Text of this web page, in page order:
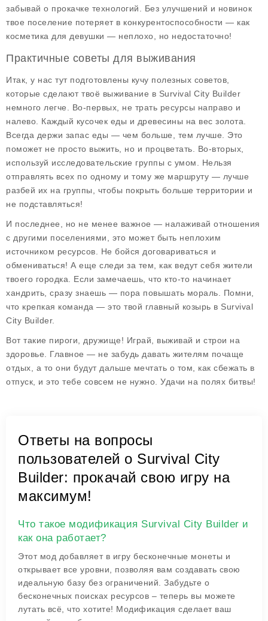
забывай о прокачке технологий. Без улучшений и новинок
твое поселение потеряет в конкурентоспособности — как
косметика для девушки — неплохо, но недостаточно!
Практичные советы для выживания
Итак, у нас тут подготовлены кучу полезных советов,
которые сделают твоё выживание в Survival City Builder
немного легче. Во-первых, не трать ресурсы направо и
налево. Каждый кусочек еды и древесины на вес золота.
Всегда держи запас еды — чем больше, тем лучше. Это
поможет не просто выжить, но и процветать. Во-вторых,
используй исследовательские группы с умом. Нельзя
отправлять всех по одному и тому же маршруту — лучше
разбей их на группы, чтобы покрыть больше территории и
не подставляться!
И последнее, но не менее важное — налаживай отношения
с другими поселениями, это может быть неплохим
источником ресурсов. Не бойся договариваться и
обмениваться! А еще следи за тем, как ведут себя жители
твоего городка. Если замечаешь, что кто-то начинает
хандрить, сразу знаешь — пора повышать мораль. Помни,
что крепкая команда — это твой главный козырь в Survival
City Builder.
Вот такие пироги, дружище! Играй, выживай и строи на
здоровье. Главное — не забудь давать жителям почаще
отдых, а то они будут дальше мечтать о том, как сбежать в
отпуск, и это тебе совсем не нужно. Удачи на полях битвы!
Ответы на вопросы
пользователей о Survival City
Builder: прокачай свою игру на
максимум!
Что такое модификация Survival City Builder и
как она работает?
Этот мод добавляет в игру бесконечные монеты и
открывает все уровни, позволяя вам создавать свою
идеальную базу без ограничений. Забудьте о
бесконечных поисках ресурсов – теперь вы можете
лутать всё, что хотите! Модификация сделает ваш